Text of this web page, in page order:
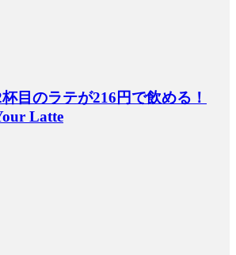
杯目のラテが216円で飲める！
Latte